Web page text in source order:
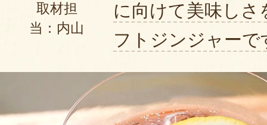
取材担
当：内山
に向けて美味しさ
フトジンジャーで